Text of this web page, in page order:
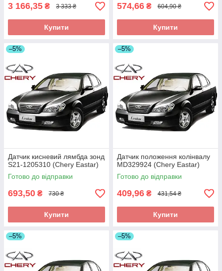
3 166,35 ₴ 3 333 ₴
Купити
574,66 ₴ 604,90 ₴
Купити
–5%
Датчик кисневий лямбда зонд
S21-1205310 (Chery Eastar)
Готово до відправки
693,50 ₴ 730 ₴
Купити
–5%
Датчик положення колінвалу
MD329924 (Chery Eastar)
Готово до відправки
409,96 ₴ 431,54 ₴
Купити
–5% –5%